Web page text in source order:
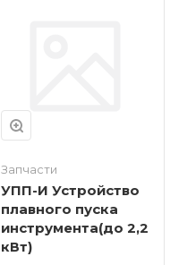
Запчасти
УПП-И Устройство
плавного пуска
инструмента(до 2,2
кВт)